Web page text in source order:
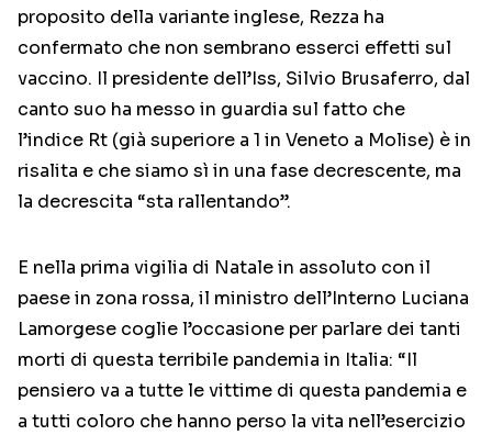
proposito della variante inglese, Rezza ha
confermato che non sembrano esserci effetti sul
vaccino. Il presidente dell’Iss, Silvio Brusaferro, dal
canto suo ha messo in guardia sul fatto che
l’indice Rt (già superiore a 1 in Veneto a Molise) è in
risalita e che siamo sì in una fase decrescente, ma
la decrescita “sta rallentando”.
E nella prima vigilia di Natale in assoluto con il
paese in zona rossa, il ministro dell’Interno Luciana
Lamorgese coglie l’occasione per parlare dei tanti
morti di questa terribile pandemia in Italia: “Il
pensiero va a tutte le vittime di questa pandemia e
a tutti coloro che hanno perso la vita nell’esercizio